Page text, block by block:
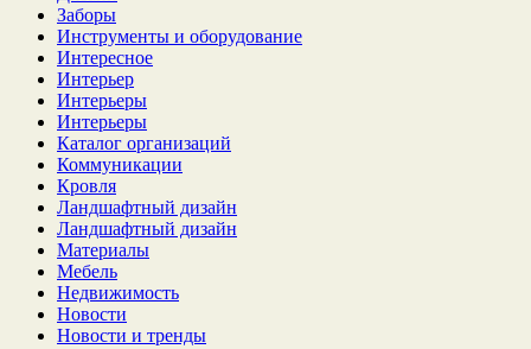
Заборы
Инструменты и оборудование
Интересное
Интерьер
Интерьеры
Интерьеры
Каталог организаций
Коммуникации
Кровля
Ландшафтный дизайн
Ландшафтный дизайн
Материалы
Мебель
Недвижимость
Новости
Новости и тренды